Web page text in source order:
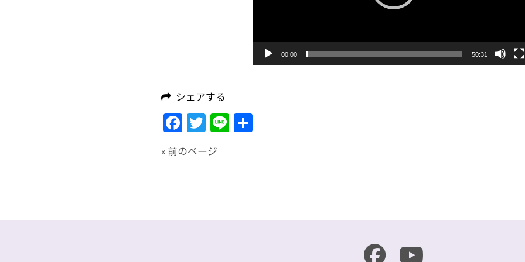
00:00 50:31
シェアする
Facebook
Twitter
Line共
« 前のページ